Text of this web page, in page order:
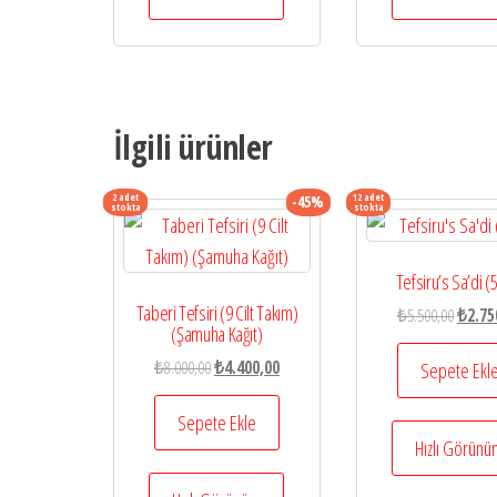
İlgili ürünler
2 adet
stokta -45%
Taberi Tefsiri (9 Cilt Takım)
(Şamuha Kağıt)
₺8.000,00Orijinal
fiyat:
₺8.000,00.
₺4.400,00Şu
andaki
₺4.400,00.
Sepete Ekle
12 adet
stokta
Tefsiru’s Sa’di
₺5.500,00Orijinal
fiyat:
₺
Sepete Ekle
Hızlı